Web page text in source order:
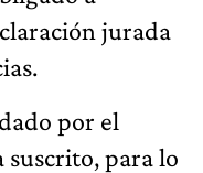
jurada
por el
para lo